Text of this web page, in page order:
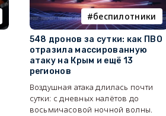
беспилотники
548 дронов за сутки: как ПВО
отразила массированную
атаку на Крым и ещё 13
регионов
Воздушная атака длилась почти
сутки: с дневных налётов до
восьмичасовой ночной волны.